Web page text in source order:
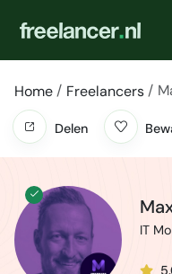
Home Freelancers
Delen
IT